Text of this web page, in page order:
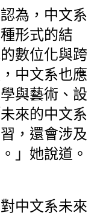
為，中文系
形式的結
數位化與跨
中文系也應
與藝術、設
來的中文系
，還會涉及
」她說道。
中文系未來